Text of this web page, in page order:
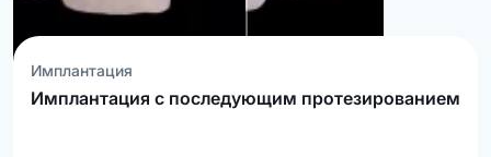
Имплантация
Имплантация с последующим протезированием